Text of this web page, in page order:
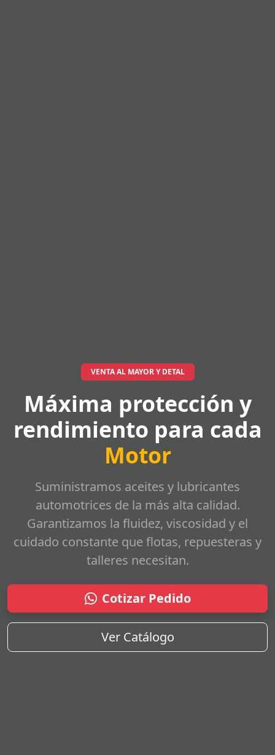
VENTA AL MAYOR Y DETAL
Máxima protección y
rendimiento para cada
Motor
Suministramos aceites y lubricantes
automotrices de la más alta calidad.
Garantizamos la fluidez, viscosidad y el
cuidado constante que flotas, repuesteras y
talleres necesitan.
Cotizar Pedido
Ver Catálogo